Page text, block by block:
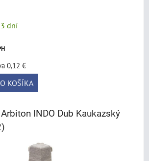
dní
0,12 €
KOŠÍKA
INDO Dub Kaukazský